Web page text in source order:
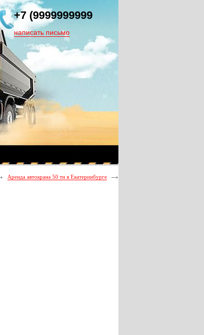
+7 (9999999999
написать письмо
Аренда автокрана 50 тн в Екатеринбурге